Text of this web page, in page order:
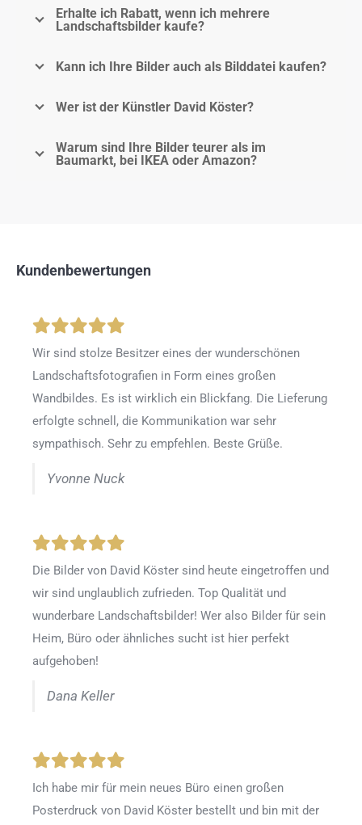
Erhalte ich Rabatt, wenn ich mehrere
Landschaftsbilder kaufe?
Kann ich Ihre Bilder auch als Bilddatei kaufen?
Wer ist der Künstler David Köster?
Warum sind Ihre Bilder teurer als im
Baumarkt, bei IKEA oder Amazon?
Kundenbewertungen
Wir sind stolze Besitzer eines der wunderschönen
Landschaftsfotografien in Form eines großen
Wandbildes. Es ist wirklich ein Blickfang. Die Lieferung
erfolgte schnell, die Kommunikation war sehr
sympathisch. Sehr zu empfehlen. Beste Grüße.
Yvonne Nuck
Die Bilder von David Köster sind heute eingetroffen und
wir sind unglaublich zufrieden. Top Qualität und
wunderbare Landschaftsbilder! Wer also Bilder für sein
Heim, Büro oder ähnliches sucht ist hier perfekt
aufgehoben!
Dana Keller
Ich habe mir für mein neues Büro einen großen
Posterdruck von David Köster bestellt und bin mit der